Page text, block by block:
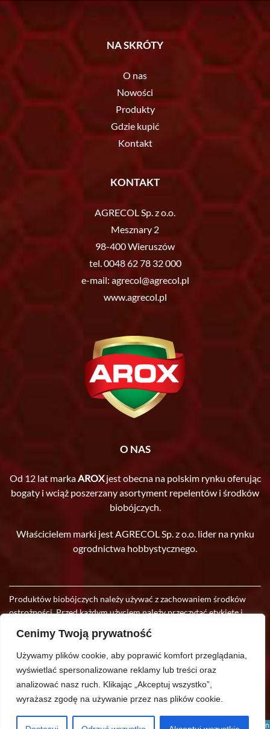
Cenimy Twoją prywatność
Używamy plików cookie, aby poprawić komfort przeglądania,
wyświetlać spersonalizowane reklamy lub treści oraz
analizować nasz ruch.
Klikając „Akceptuj wszystko”,
wyrażasz zgodę na używanie przez nas plików cookie.
NA SKRÓTY
O nas
Nowości
Produkty
Gdzie kupić
Kontakt
KONTAKT
AGRECOL Sp. z o.o.
Mesznary 2
98-400 Wieruszów
tel.0048 62 78 32 000
e-mail:agrecol@agrecol.pl
www.agrecol.pl
O NAS
Od 12 lat marka AROXjest obecna na polskim rynku oferując
bogaty i wciąż poszerzany asortyment repelentów i środków
biobójczych.
Właścicielem marki jest AGRECOL Sp. z o.o. lider na rynku
ogrodnictwa hobbystycznego.
Produktów biobójczych należy używać z zachowaniem środków
ostrożności. Przed każdym użyciem należy przeczytać etykietę i
do wprowadzania w oferowanych produktach zmian, wynikających
z postępu technologicznego.
Copyright © 2021 Wszelkie Prawa Zastrzeżone.
Polityka prywatności
Polityka plików Cookies
This site is registered onwpml.org as a development site. Switch to a production